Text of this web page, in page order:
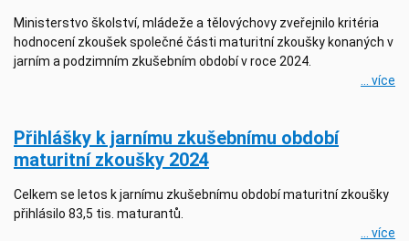
Ministerstvo školství, mládeže a tělovýchovy zveřejnilo kritéria
hodnocení zkoušek společné části maturitní zkoušky konaných v
jarním a podzimním zkušebním období v roce 2024.
... více
Přihlášky k jarnímu zkušebnímu období
maturitní zkoušky 2024
Celkem se letos k jarnímu zkušebnímu období maturitní zkoušky
přihlásilo 83,5 tis. maturantů.
... více